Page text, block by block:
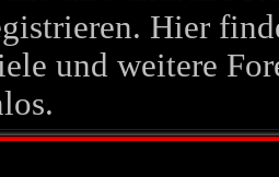
Hier
und weitere